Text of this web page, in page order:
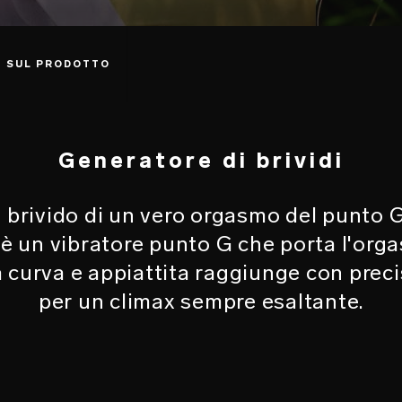
PRODOTTO
Generatore di brividi
di un vero orgasmo del punto
un vibratore punto G che porta
curva e appiattita raggiunge con
per un climax sempre esaltante.